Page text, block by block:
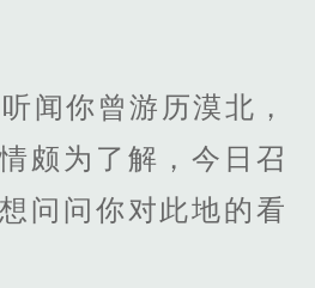
闻你曾游历漠北，
颇为了解，今日召
问问你对此地的看